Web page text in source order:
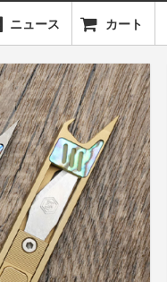
ニュース カート